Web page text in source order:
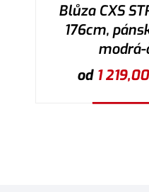
Blůza CXS
176cm,
od 1 219,00